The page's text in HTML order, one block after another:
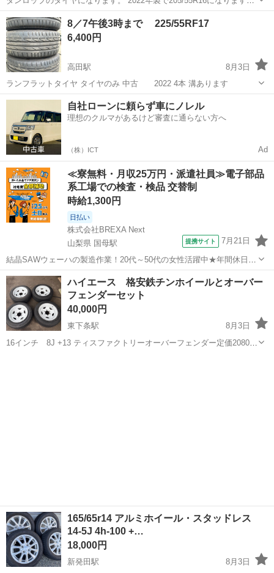
溝は6ミリ程ありまだまだ使えるのですが側面にヒビが割とあるのでそ
れでも良いと言う方がいれば差し上げます。 基本ノークレームにてお
願いします。
新潟 新潟市 内野西が丘駅
8／7午後3時まで 225/55RF17
6,400円
高田駅
8月3日
ランフラットタイヤ タイヤのみ 中古 2022 4本 溝あります
新潟 上越市 高田駅 タイヤ、ホイール
ランフラットタイヤ
自社ローンに頼らず車にノレル
理想のクルマがあるけど審査に通らない方へ
（株）ICT Ad
≪寮無料・月収25万円・派遣社員≫電子部品
系工場での検査・検品 交替制
時給1,300円
日払い
株式会社BREXA Next
山梨県 国母駅
提携サイト 7月21日
結晶SAWウェーハの製造作業！20代～50代の女性活躍中★年間休日
120日＆土日祝休み！クリーンルーム内でのお仕事！日払い制度利用可
◎正社員登用制度あり！マイカー通勤可！《山梨県中巨摩郡昭和町》
人気の工場のお仕事 ◇結晶...
山梨 国母駅 その他
ハイエース 格安鉄チンホイールとオーバー
フェンダーセット
40,000円
東下条駅
8月3日
16インチ 8J +13 ティスファクトリーオーバーフェンダー定価20800
165/65r14 アルミホイール・スタッドレス
14-5J 4h-100 +…
18,000円
新発田駅
8月3日